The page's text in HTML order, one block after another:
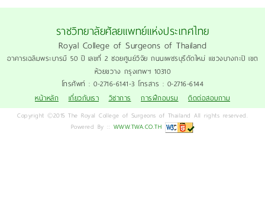
ราชวิทยาลัยศัลยแพทย์แห่งประเทศไทย
Royal College of Surgeons of Thailand
อาคารเฉลิมพระบารมี 50 ปี เลขที่ 2 ซอยศูนย์วิจัย ถนนเพชรบุรีตัดใหม่ แขวงบางกะปิ เขต
ห้วยขวาง กรุงเทพฯ 10310
โทรศัพท์ : 0-2716-6141-3 โทรสาร : 0-2716-6144
หน้าหลัก
เกี่ยวกับเรา วิชาการ การฝึกอบรม ติดต่อสอบถาม
Copyright ©2015 The Royal College of Surgeons of Thailand All rights reserved.
Powered By :: WWW.TWA.CO.TH